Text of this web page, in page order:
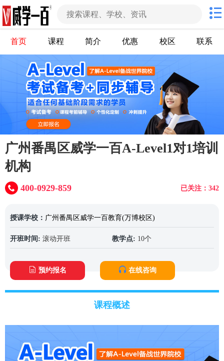
首页 课程 简介 优惠 校区 联系
广州番禺区威学一百A-Level1对1培训
机构
已关注：342
400-0929-859
授课学校： 广州番禺区威学一百教育(万博校区)
开班时间: 滚动开班 教学点: 10个
预约报名 在线咨询
课程概述